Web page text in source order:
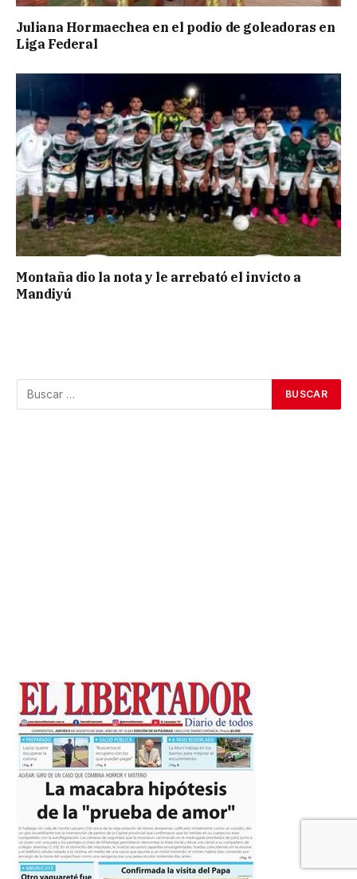
Juliana Hormaechea en el podio de goleadoras en
Liga Federal
Montaña dio la nota y le arrebató el invicto a
Mandiyú